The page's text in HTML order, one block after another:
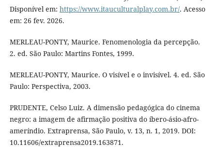
Disponível em: https://www.itauculturalplay.com.br/. Acesso
em: 26 fev. 2026.
MERLEAU-PONTY, Maurice. Fenomenologia da percepção.
2. ed. São Paulo: Martins Fontes, 1999.
MERLEAU-PONTY, Maurice. O visível e o invisível. 4. ed. São
Paulo: Perspectiva, 2003.
PRUDENTE, Celso Luiz. A dimensão pedagógica do cinema
negro: a imagem de afirmação positiva do íbero-ásio-afro-
ameríndio. Extraprensa, São Paulo, v. 13, n. 1, 2019. DOI:
10.11606/extraprensa2019.163871.